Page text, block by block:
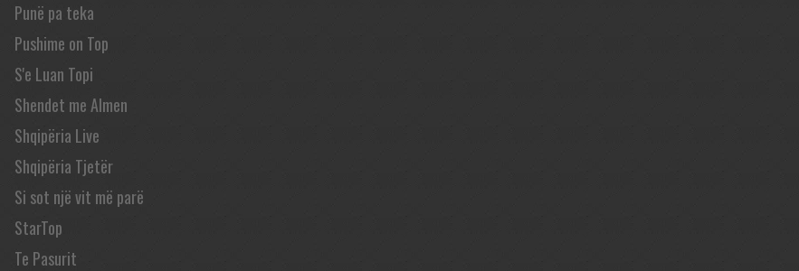
Punë pa teka
Pushime on Top
S'e Luan Topi
Shendet me Almen
Shqipëria Live
Shqipëria Tjetër
Si sot një vit më parë
StarTop
Te Pasurit